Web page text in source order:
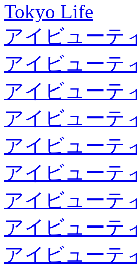
Tokyo Life
アイビューテ
アイビューテ
アイビューテ
アイビューテ
アイビューテ
アイビューテ
アイビューテ
アイビューテ
アイビューテ